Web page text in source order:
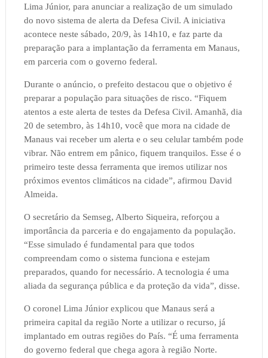
Lima Júnior, para anunciar a realização de um simulado
do novo sistema de alerta da Defesa Civil. A iniciativa
acontece neste sábado, 20/9, às 14h10, e faz parte da
preparação para a implantação da ferramenta em Manaus,
em parceria com o governo federal.
Durante o anúncio, o prefeito destacou que o objetivo é
preparar a população para situações de risco. “Fiquem
atentos a este alerta de testes da Defesa Civil. Amanhã, dia
20 de setembro, às 14h10, você que mora na cidade de
Manaus vai receber um alerta e o seu celular também pode
vibrar. Não entrem em pânico, fiquem tranquilos. Esse é o
primeiro teste dessa ferramenta que iremos utilizar nos
próximos eventos climáticos na cidade”, afirmou David
Almeida.
O secretário da Semseg, Alberto Siqueira, reforçou a
importância da parceria e do engajamento da população.
“Esse simulado é fundamental para que todos
compreendam como o sistema funciona e estejam
preparados, quando for necessário. A tecnologia é uma
aliada da segurança pública e da proteção da vida”, disse.
O coronel Lima Júnior explicou que Manaus será a
primeira capital da região Norte a utilizar o recurso, já
implantado em outras regiões do País. “É uma ferramenta
do governo federal que chega agora à região Norte.